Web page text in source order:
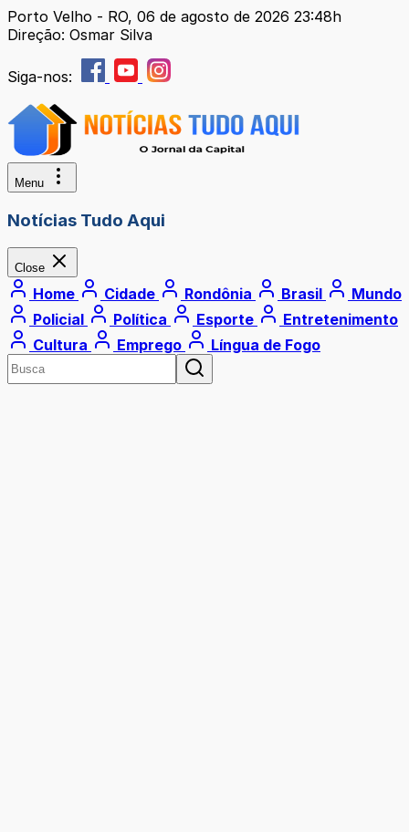
Porto Velho - RO, 06 de agosto de 2026 23:48h
Direção: Osmar Silva
Siga-nos:
Menu
Notícias Tudo Aqui
Close
Home Cidade Rondônia Brasil
Mundo
Policial
Política Esporte
Entretenimento
Cultura
Emprego Língua de Fogo